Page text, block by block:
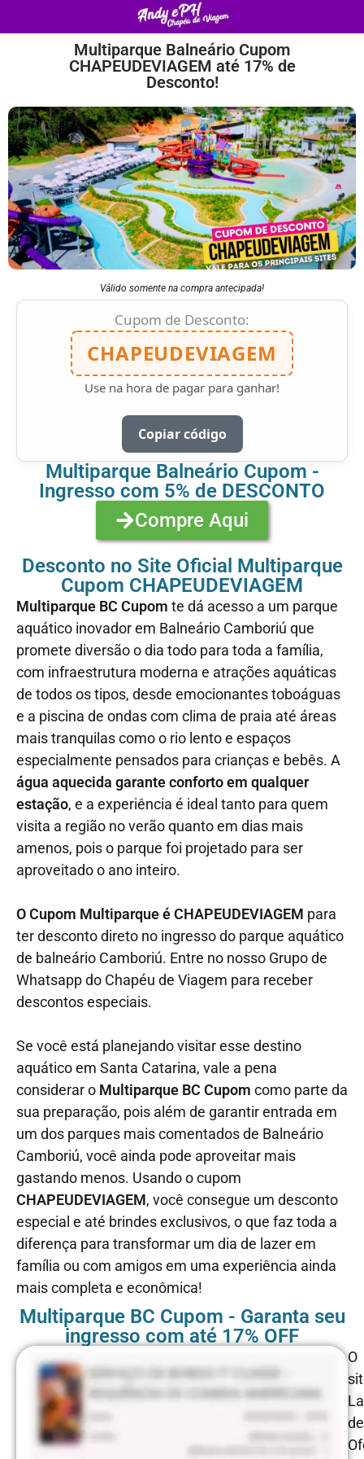
Multiparque Balneário Cupom
CHAPEUDEVIAGEM até 17% de
Desconto!
Válido somente na compra antecipada!
Cupom de Desconto:
CHAPEUDEVIAGEM
Use na hora de pagar para ganhar!
Copiar código
Multiparque Balneário Cupom -
Ingresso com 5% de DESCONTO
Compre Aqui
Desconto no Site Oficial Multiparque
Cupom CHAPEUDEVIAGEM
Multiparque BC Cupom te dá acesso a um parque
aquático inovador em Balneário Camboriú que
promete diversão o dia todo para toda a família,
com infraestrutura moderna e atrações aquáticas
de todos os tipos, desde emocionantes toboáguas
e a piscina de ondas com clima de praia até áreas
mais tranquilas como o rio lento e espaços
especialmente pensados para crianças e bebês. A
água aquecida garante conforto em qualquer
estação, e a experiência é ideal tanto para quem
visita a região no verão quanto em dias mais
amenos, pois o parque foi projetado para ser
aproveitado o ano inteiro.
O Cupom Multiparque é CHAPEUDEVIAGEM para
ter desconto direto no ingresso do parque aquático
de balneário Camboriú. Entre no nosso Grupo de
Whatsapp do Chapéu de Viagem para receber
descontos especiais.
Se você está planejando visitar esse destino
aquático em Santa Catarina, vale a pena
considerar o Multiparque BC Cupom como parte da
sua preparação, pois além de garantir entrada em
um dos parques mais comentados de Balneário
Camboriú, você ainda pode aproveitar mais
gastando menos. Usando o cupom
CHAPEUDEVIAGEM, você consegue um desconto
especial e até brindes exclusivos, o que faz toda a
diferença para transformar um dia de lazer em
família ou com amigos em uma experiência ainda
mais completa e econômica!
Multiparque BC Cupom - Garanta seu
ingresso com até 17% OFF
O
de